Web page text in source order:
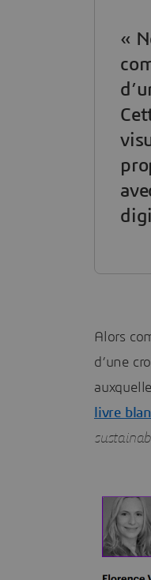
«
Alors
d’une
livre